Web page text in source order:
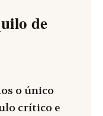
de
o único
crítico e